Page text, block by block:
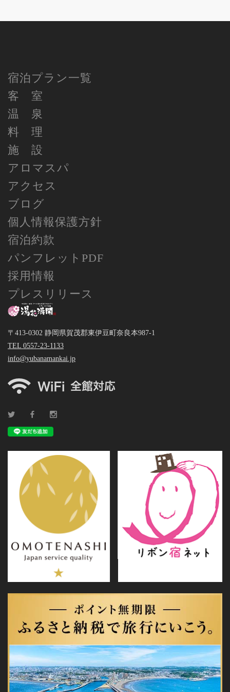
宿泊プラン一覧
客 室
温 泉
料 理
施 設
アロマスパ
アクセス
ブログ
個人情報保護方針
宿泊約款
パンフレットPDF
採用情報
プレスリリース
〒413-0302 静岡県賀茂郡東伊豆町奈良本987-1
TEL 0557-23-1133
info@yubanamankai.jp